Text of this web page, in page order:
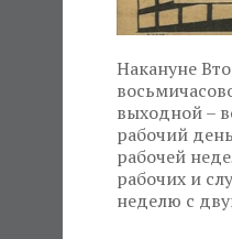
Накануне
выходной –
рабочий
рабочей
рабочих и
неделю с